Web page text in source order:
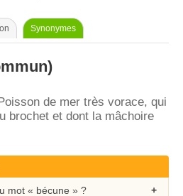
Synonymes
de mer très vorace, qui
brochet et dont la mâchoire
mot « bécune » ?